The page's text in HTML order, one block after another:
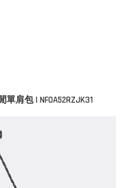
單肩包 | NF0A52RZJK31